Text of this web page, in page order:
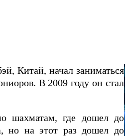
Китай, начал заниматься
В 2009 году он стал
шахматам, где дошел до
но на этот раз дошел до